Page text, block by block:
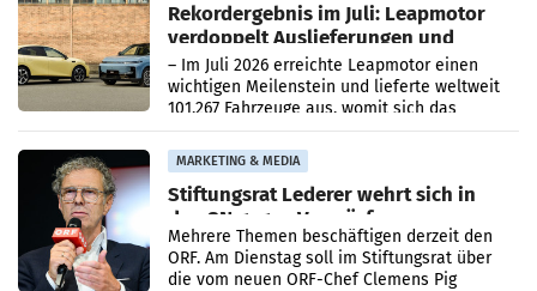
Rekordergebnis im Juli: Leapmotor
verdoppelt Auslieferungen und
überschreitet die 100.000er-Marke
– Im Juli 2026 erreichte Leapmotor einen
wichtigen Meilenstein und lieferte weltweit
101.267 Fahrzeuge aus, womit sich das
Ergebnis gegenüber Juli 2025 mehr als
verdoppelte (+102
MARKETING & MEDIA
Stiftungsrat Lederer wehrt sich in
den SN gegen Vorwürfe
Mehrere Themen beschäftigen derzeit den
ORF. Am Dienstag soll im Stiftungsrat über
die vom neuen ORF-Chef Clemens Pig